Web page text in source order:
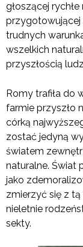
głoszącej
przygotowującej
trudnych
wszelkich
przyszłością
Romy trafiła do
farmie przyszło
córką
zostać jedyną
światem
naturalne. Świat
jako
zmierzyć się z
nieletnie
sekty.